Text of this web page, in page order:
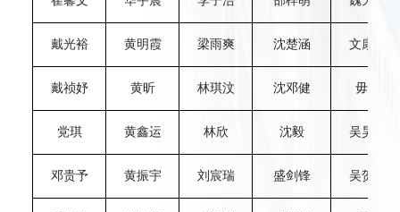
戴光裕 黄明霞 梁雨爽 沈楚涵 文康民
戴祯妤 黄昕 林琪汶 沈邓健 毋晨
党琪 黄鑫运 林欣 沈毅 吴昊哲
邓贵予 黄振宇 刘宸瑞 盛剑锋 吴贺雨